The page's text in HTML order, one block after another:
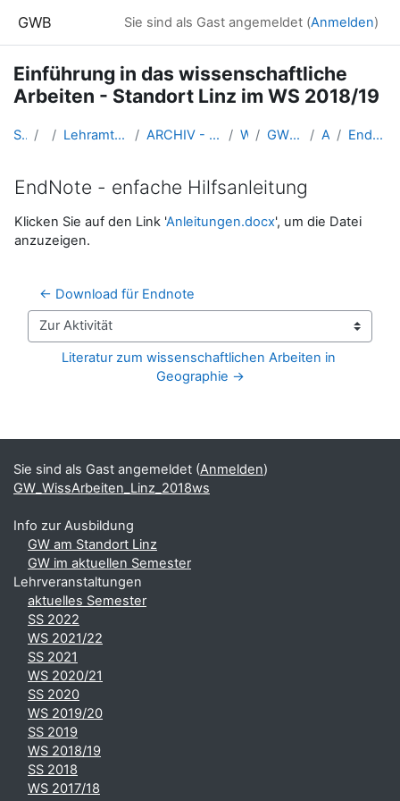
GWB Sie sind als Gast angemeldet (Anmelden)
Einführung in das wissenschaftliche
Arbeiten - Standort Linz im WS 2018/19
Startseite Kurse Lehramtsausbildung GW im Cluster Österreich Mitte ARCHIV - Lehrveranstaltungen am Standort Linz - seit 2016 WS 2018/19 GW_WissArbeiten_Linz_2018ws Allgemeines EndNote - enfache Hilfsanleitung
EndNote - enfache Hilfsanleitung
Abschlussbedingungen
Klicken Sie auf den Link 'Anleitungen.docx', um die Datei
anzuzeigen.
← Download für Endnote
Zur Aktivität
Literatur zum wissenschaftlichen Arbeiten in
Geographie →
Ergänzungsblöcke
Sie sind als Gast angemeldet (Anmelden)
GW_WissArbeiten_Linz_2018ws
Info zur Ausbildung
GW am Standort Linz
GW im aktuellen Semester
Lehrveranstaltungen
aktuelles Semester
SS 2022
WS 2021/22
SS 2021
WS 2020/21
SS 2020
WS 2019/20
SS 2019
WS 2018/19
SS 2018
WS 2017/18